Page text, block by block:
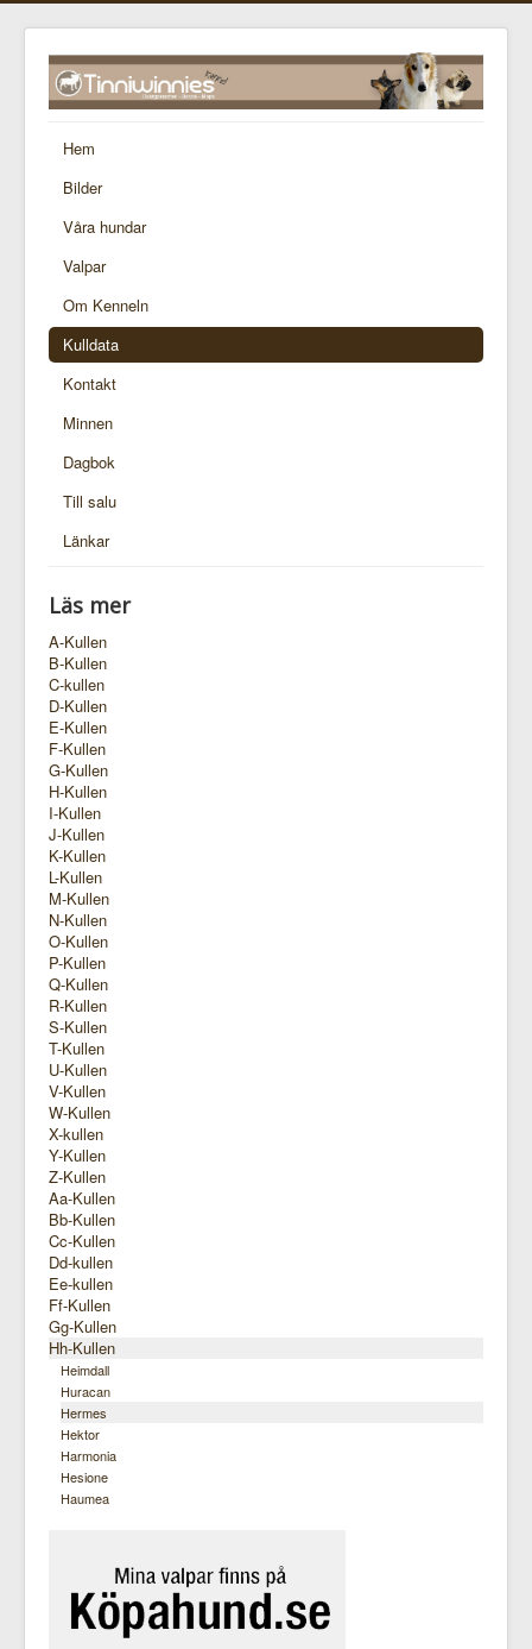
Hem
Bilder
Våra hundar
Valpar
Om Kenneln
Kulldata
Kontakt
Minnen
Dagbok
Till salu
Länkar
Läs mer
A-Kullen
B-Kullen
C-kullen
D-Kullen
E-Kullen
F-Kullen
G-Kullen
H-Kullen
I-Kullen
J-Kullen
K-Kullen
L-Kullen
M-Kullen
N-Kullen
O-Kullen
P-Kullen
Q-Kullen
R-Kullen
S-Kullen
T-Kullen
U-Kullen
V-Kullen
W-Kullen
X-kullen
Y-Kullen
Z-Kullen
Aa-Kullen
Bb-Kullen
Cc-Kullen
Dd-kullen
Ee-kullen
Ff-Kullen
Gg-Kullen
Hh-Kullen
Heimdall
Huracan
Hermes
Hektor
Harmonia
Hesione
Haumea